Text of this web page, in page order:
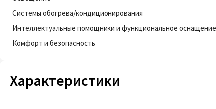
Системы обогрева/кондиционирования
Интеллектуальные помощники и функциональное оснащение
Комфорт и безопасность
Характеристики